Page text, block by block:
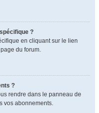
?
en cliquant sur le lien
du forum.
?
rendre dans le panneau de
vos abonnements.